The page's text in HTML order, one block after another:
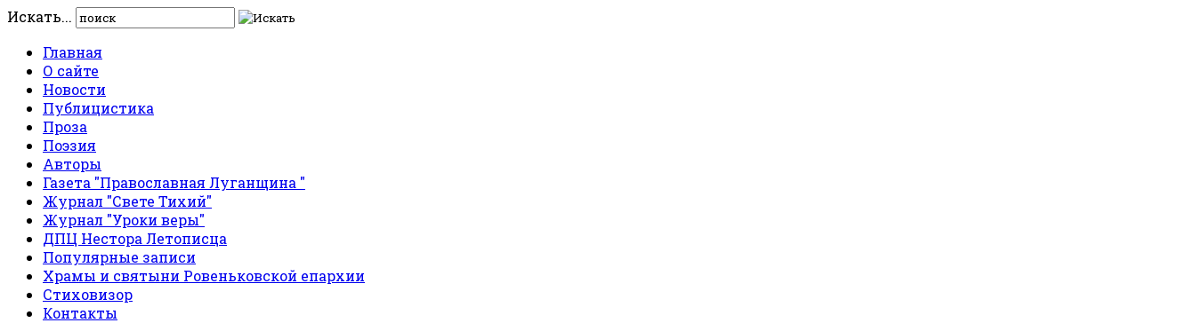
Искать...
Главная
О сайте
Новости
Публицистика
Проза
Поэзия
Авторы
Газета "Православная Луганщина "
Журнал "Свете Тихий"
Журнал "Уроки веры"
ДПЦ Нестора Летописца
Популярные записи
Храмы и святыни Ровеньковской епархии
Стиховизор
Контакты